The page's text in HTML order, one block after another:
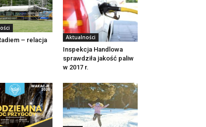
– relacja
Aktualności
Inspekcja Handlowa
sprawdziła jakość paliw
w 2017 r.